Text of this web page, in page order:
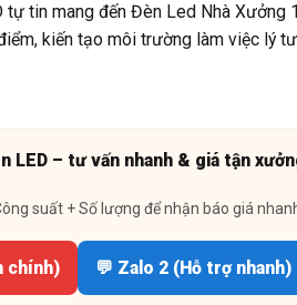
tin mang đến Đèn Led Nhà Xưởng
kiến tạo môi trường làm việc lý
LED – tư vấn nhanh & giá tận
suất + Số lượng để nhận báo giá
chính) 💬 Zalo 2 (Hỗ trợ nhanh)